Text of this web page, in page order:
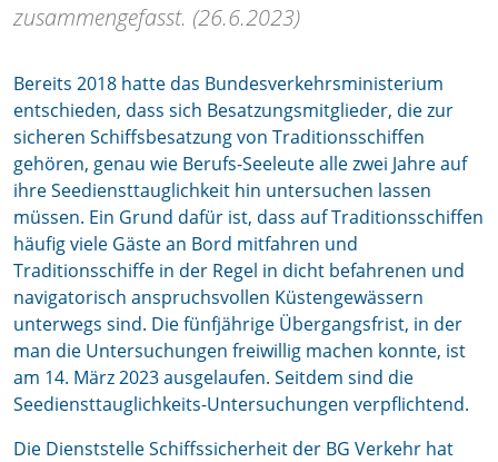
zusammengefasst. (26.6.2023)
Bereits 2018 hatte das Bundesverkehrsministerium
entschieden, dass sich Besatzungsmitglieder, die zur
sicheren Schiffsbesatzung von Traditionsschiffen
gehören, genau wie Berufs-Seeleute alle zwei Jahre auf
ihre Seediensttauglichkeit hin untersuchen lassen
müssen. Ein Grund dafür ist, dass auf Traditionsschiffen
häufig viele Gäste an Bord mitfahren und
Traditionsschiffe in der Regel in dicht befahrenen und
navigatorisch anspruchsvollen Küstengewässern
unterwegs sind. Die fünfjährige Übergangsfrist, in der
man die Untersuchungen freiwillig machen konnte, ist
am 14. März 2023 ausgelaufen. Seitdem sind die
Seediensttauglichkeits-Untersuchungen verpflichtend.
Die Dienststelle Schiffssicherheit der BG Verkehr hat